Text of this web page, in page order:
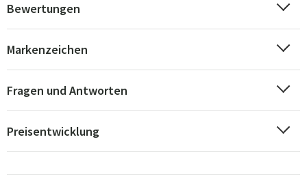
Bewertungen
Markenzeichen
Fragen und Antworten
Preisentwicklung